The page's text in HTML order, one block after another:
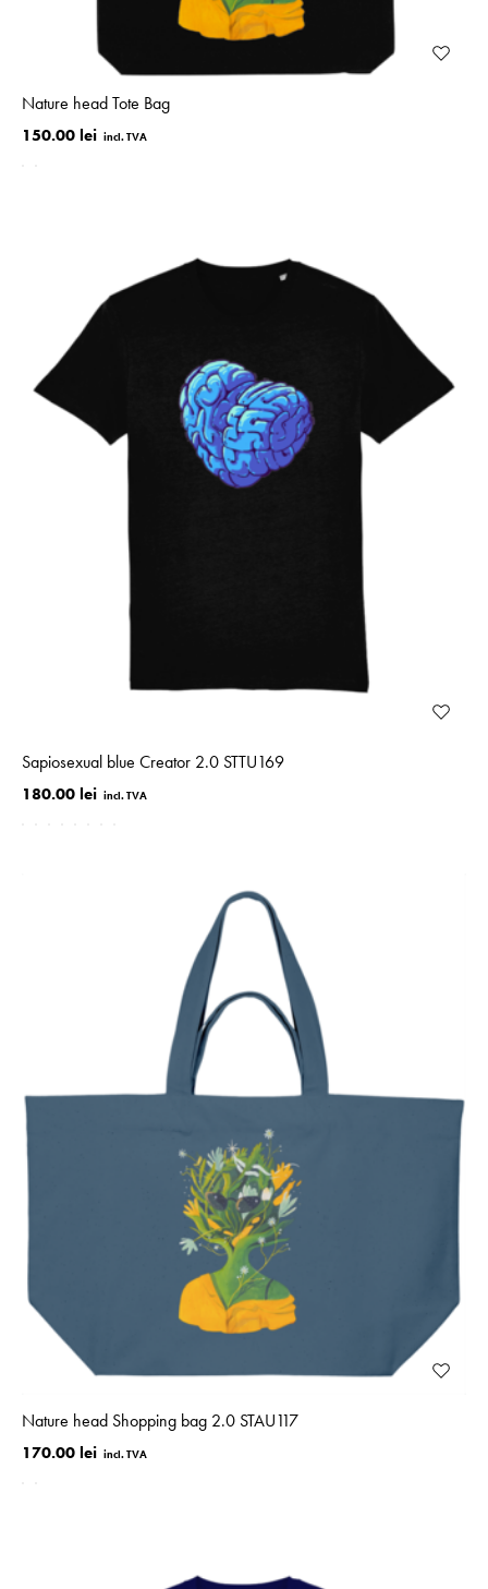
Nature head Tote Bag
150.00 lei
Sapiosexual blue Creator 2.0 STTU169
180.00 lei
Nature head Shopping bag 2.0 STAU117
170.00 lei